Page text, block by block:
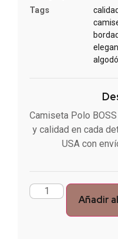
Tags
Camiseta Polo
y calidad en cada
USA con
Añadir